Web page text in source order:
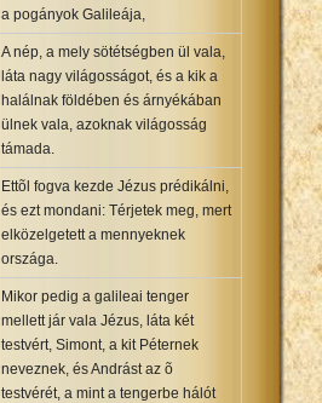
a pogányok Galileája,
A nép, a mely sötétségben ül vala,
láta nagy világosságot, és a kik a
halálnak földében és árnyékában
ülnek vala, azoknak világosság
támada.
Ettõl fogva kezde Jézus prédikálni,
és ezt mondani: Térjetek meg, mert
elközelgetett a mennyeknek
országa.
Mikor pedig a galileai tenger
mellett jár vala Jézus, láta két
testvért, Simont, a kit Péternek
neveznek, és Andrást az õ
testvérét, a mint a tengerbe hálót